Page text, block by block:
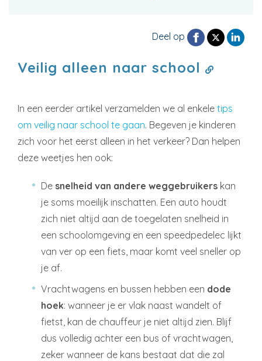
Deel op
Veilig alleen naar school
In een eerder artikel verzamelden we al enkele tips
om veilig naar school te gaan. Begeven je kinderen
zich voor het eerst alleen in het verkeer? Dan helpen
deze weetjes hen ook:
De snelheid van andere weggebruikers kan
je soms moeilijk inschatten. Een auto houdt
zich niet altijd aan de toegelaten snelheid in
een schoolomgeving en een speedpedelec lijkt
van ver op een fiets, maar komt veel sneller op
je af.
Vrachtwagens en bussen hebben een dode
hoek: wanneer je er vlak naast wandelt of
fietst, kan de chauffeur je niet altijd zien. Blijf
dus volledig achter een bus of vrachtwagen,
zeker wanneer de kans bestaat dat die zal